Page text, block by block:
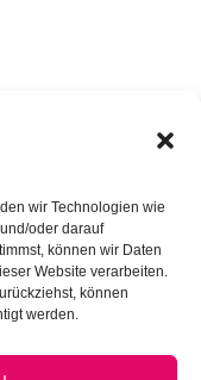
wir Technologien wie
oder darauf
können wir Daten
Website verarbeiten.
können
werden.